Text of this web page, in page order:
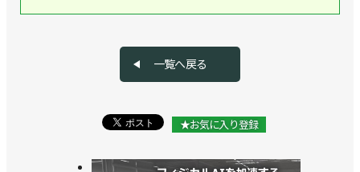
一覧へ戻る
★お気に入り登録